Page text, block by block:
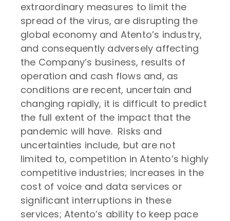
extraordinary measures to limit the
spread of the virus, are disrupting the
global economy and Atento’s industry,
and consequently adversely affecting
the Company’s business, results of
operation and cash flows and, as
conditions are recent, uncertain and
changing rapidly, it is difficult to predict
the full extent of the impact that the
pandemic will have. Risks and
uncertainties include, but are not
limited to, competition in Atento’s highly
competitive industries; increases in the
cost of voice and data services or
significant interruptions in these
services; Atento’s ability to keep pace